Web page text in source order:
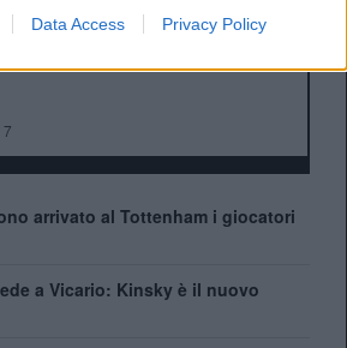
Data Access Privacy Policy
7
arrivato al Tottenham i giocatori
a Vicario: Kinsky è il nuovo